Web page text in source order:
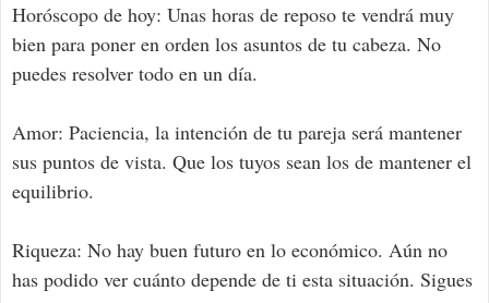
Horóscopo de hoy: Unas horas de reposo te vendrá muy
bien para poner en orden los asuntos de tu cabeza. No
puedes resolver todo en un día.
Amor: Paciencia, la intención de tu pareja será mantener
sus puntos de vista. Que los tuyos sean los de mantener el
equilibrio.
Riqueza: No hay buen futuro en lo económico. Aún no
has podido ver cuánto depende de ti esta situación. Sigues